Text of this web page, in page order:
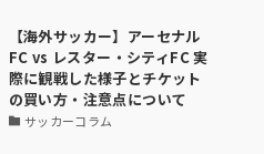
【海外サッカー】アーセナル
FC vs レスター・シティFC 実
際に観戦した様子とチケット
の買い方・注意点について
サッカーコラム